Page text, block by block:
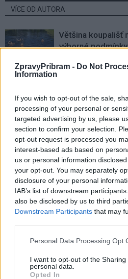
ZpravyPribram - Do Not
Information
If you wish to opt-out of the sale,
processing of your personal or
targeted advertising by us, please
section to confirm your selection.
opt-out request is processed you
interest-based ads based on
us or personal information
your opt-out. You may separately
disclosure of your personal
IAB’s list of downstream
also be disclosed by us to third
Downstream Participants that may
Personal Data Processing Opt
I want to opt-out of the Sharing
personal data.
Opted In
VÍCE OD AUTORA
Většina koupališť
výborné
Zpravodajství
Zpravodajství
Středočeský kraj
Obce nově získají
vzniku odpadu